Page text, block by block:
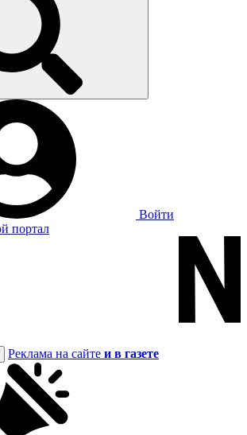
Войти
портал
Реклама на сайте и в газете